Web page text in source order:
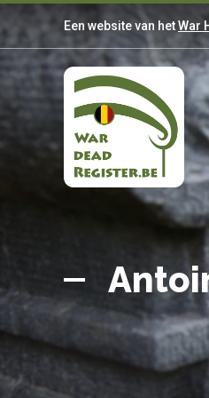
Overslaan
en
naar
de
inhoud
Een website van hetWar
Belgian
War
Dead
Register